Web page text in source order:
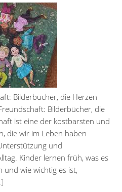
Bilderbücher, die Herzen
Bilderbücher, die
ist eine der kostbarsten und
die wir im Leben haben
und
Kinder lernen früh, was es
und wie wichtig es ist,